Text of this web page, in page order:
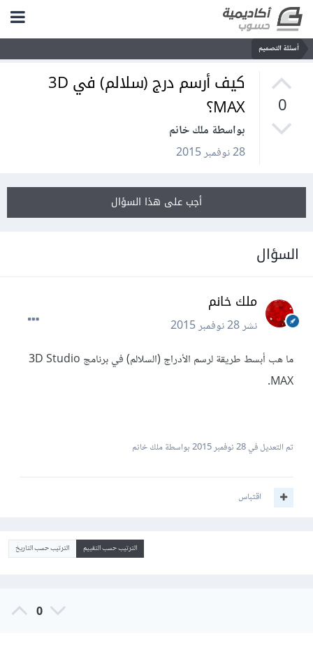
أسئلة التصميم
0
كيف أرسم درج (سلالم) في 3D
MAX؟
بواسطة ملك خانم
28 نوفمبر 2015
أجب على هذا السؤال
السؤال
ملك خانم
نشر28 نوفمبر 2015
ما هب أبسط طريقة لرسم الأدراج (السلالم) في برنامج 3D Studio
MAX.
تم التعديل في28 نوفمبر 2015 بواسطة ملك خانم
اقتباس
الترتيب حسب التقييم الترتيب حسب التاريخ
0